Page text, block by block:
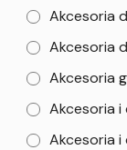
Akcesoria
Akcesoria
Akcesoria
Akcesoria i
Akcesoria i